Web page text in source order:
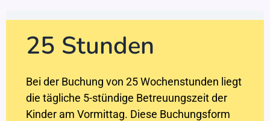
25 Stunden
Bei der Buchung von 25 Wochenstunden liegt
die tägliche 5-stündige Betreuungszeit der
Kinder am Vormittag. Diese Buchungsform